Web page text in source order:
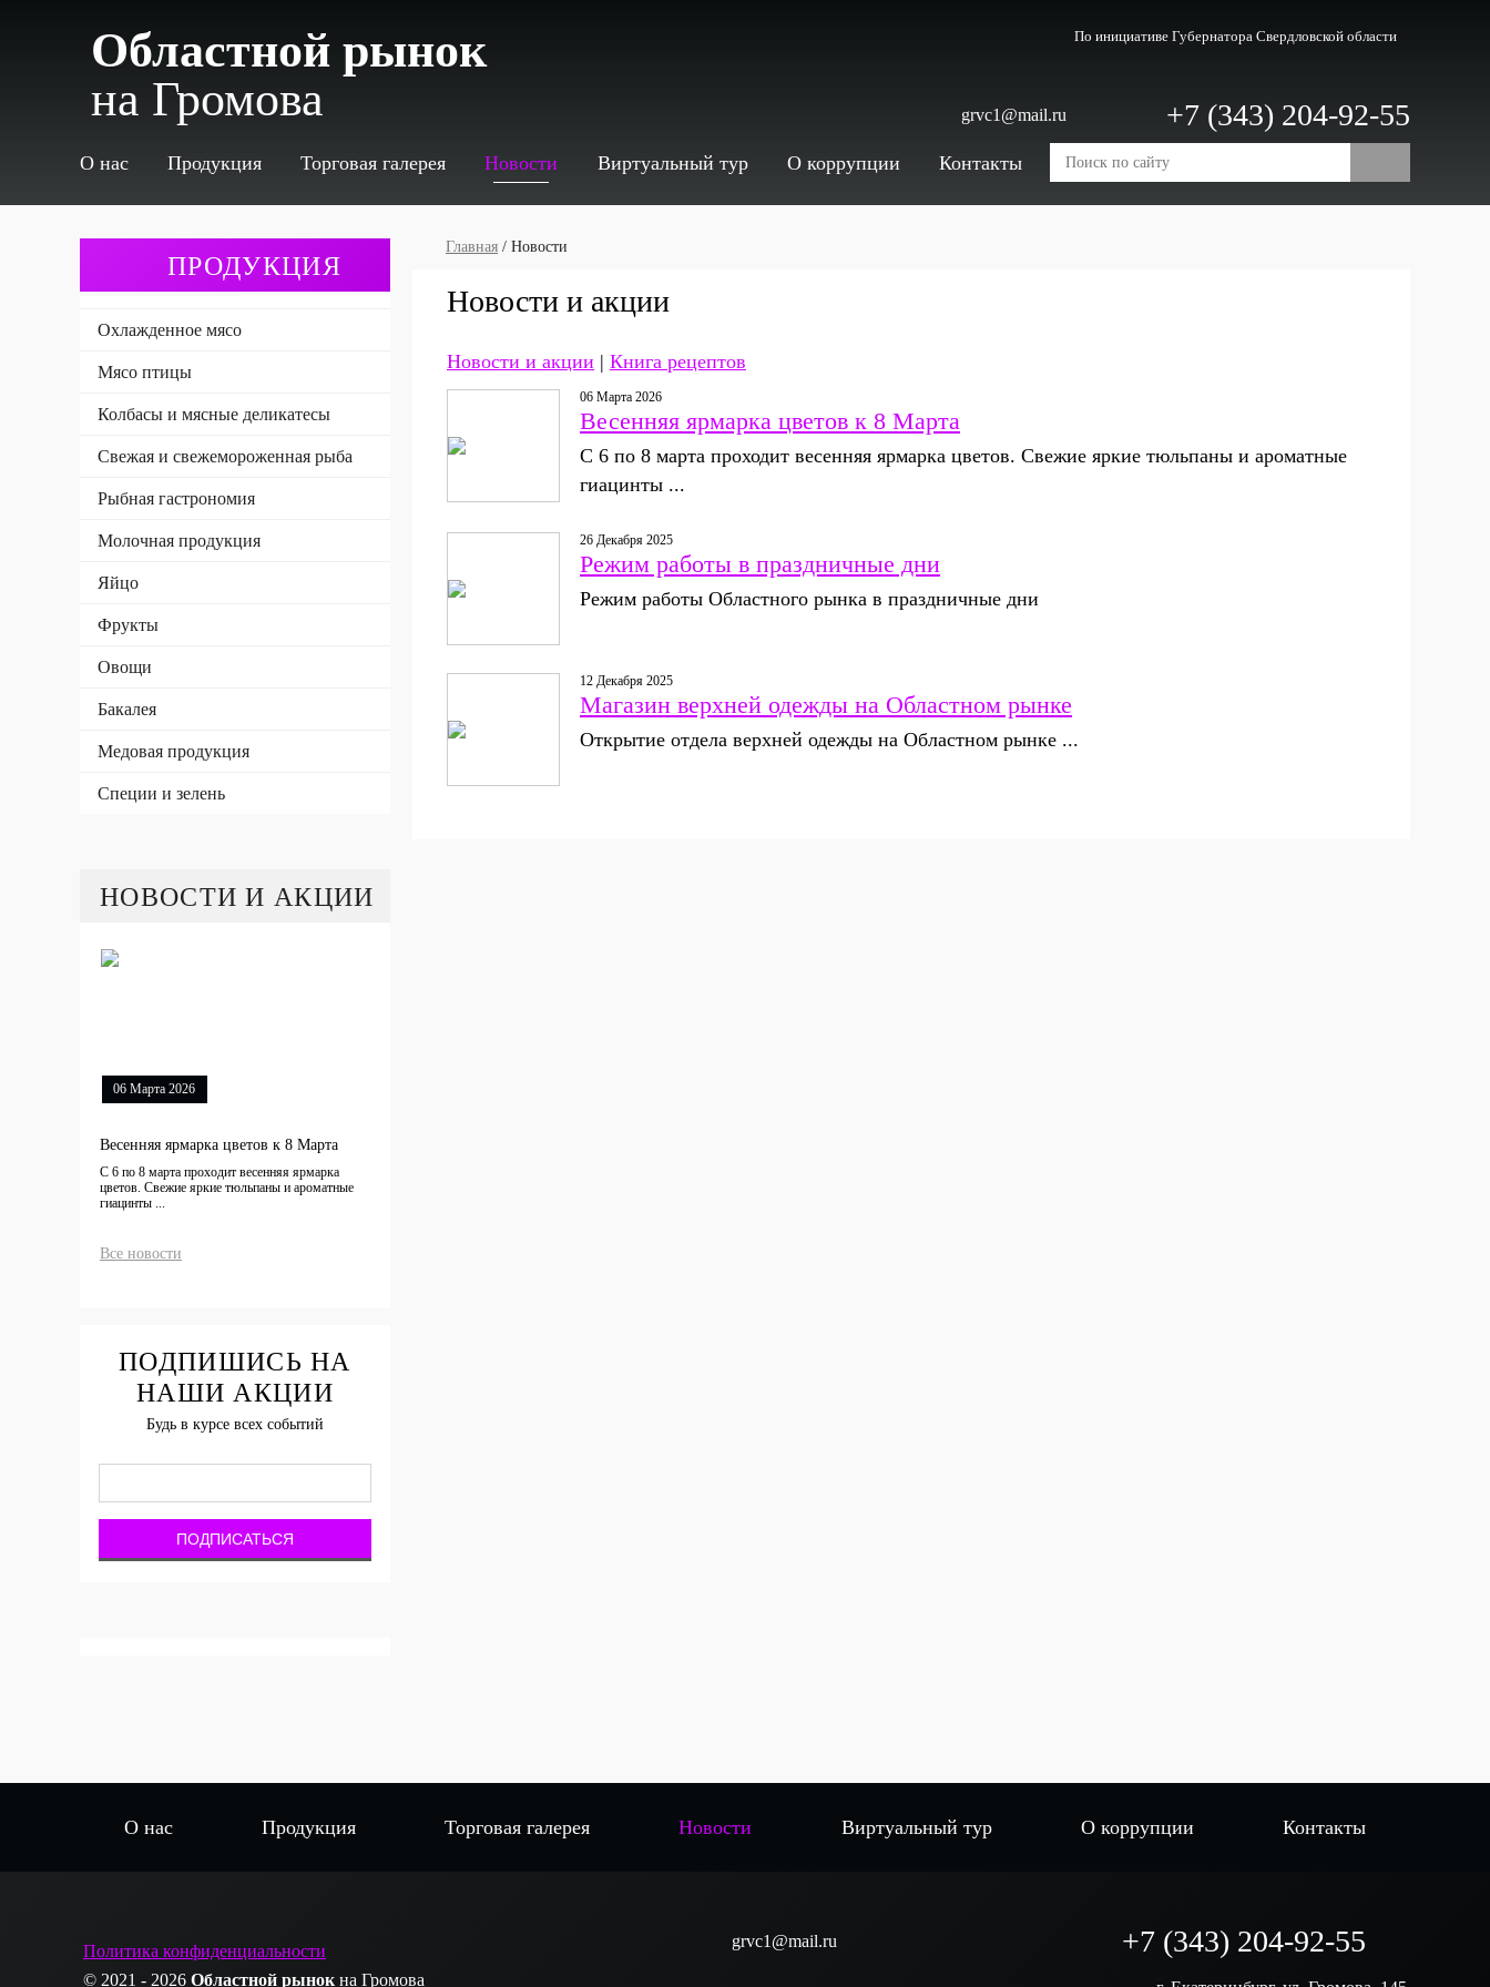
Областной рынок
на Громова
По инициативе Губернатора Свердловской области
grvc1@mail.ru +7 (343) 204-92-55
О нас Продукция Торговая галерея Новости Виртуальный тур О коррупции Контакты
ПРОДУКЦИЯ
Охлажденное мясо
Мясо птицы
Колбасы и мясные деликатесы
Свежая и свежемороженная рыба
Рыбная гастрономия
Молочная продукция
Яйцо
Фрукты
Овощи
Бакалея
Медовая продукция
Специи и зелень
НОВОСТИ И АКЦИИ
06 Марта 2026
Весенняя ярмарка цветов к 8 Марта
С 6 по 8 марта проходит весенняя ярмарка
цветов. Свежие яркие тюльпаны и ароматные
гиацинты ...
Все новости
ПОДПИШИСЬ НА
НАШИ АКЦИИ
Будь в курсе всех событий
Главная / Новости
Новости и акции
Новости и акции | Книга рецептов
06 Марта 2026
Весенняя ярмарка цветов к 8 Марта
С 6 по 8 марта проходит весенняя ярмарка цветов. Свежие яркие тюльпаны и ароматные
гиацинты ...
26 Декабря 2025
Режим работы в праздничные дни
Режим работы Областного рынка в праздничные дни
12 Декабря 2025
Магазин верхней одежды на Областном рынке
Открытие отдела верхней одежды на Областном рынке ...
О нас Продукция Торговая галерея Новости Виртуальный тур О коррупции Контакты
Политика конфиденциальности
© 2021 - 2026 Областной рынок на Громова
grvc1@mail.ru +7 (343) 204-92-55